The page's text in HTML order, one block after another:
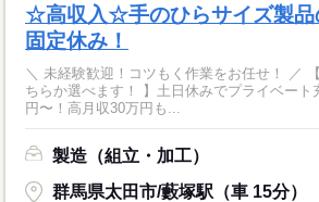
☆高収入☆手のひらサイズ製品
固定休み！
＼ 未経験歓迎！コツもく作業をお任せ！ ／
ちらか選べます！ 】土日休みでプライベート
円〜！高月収30万円も...
製造（組立・加工）
群馬県太田市/藪塚駅（車 15分）